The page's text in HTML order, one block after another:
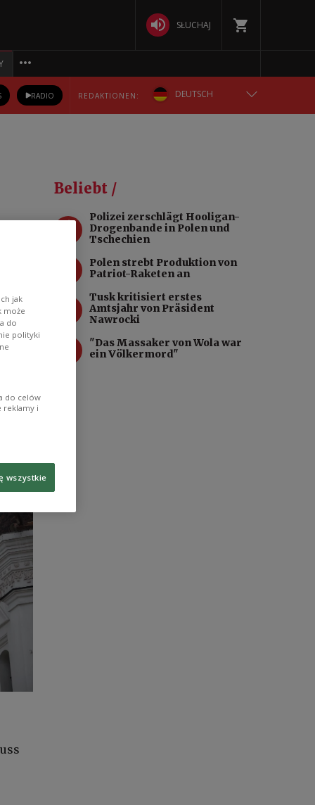
SŁUCHAJ
RADIO REDAKTIONEN: DEUTSCH
УКРАЇНСЬКА
zu
Beliebt /
1
Polizei zerschlägt Hooligan-
Drogenbande in Polen und
Tschechien
Polen strebt Produktion von
Patriot-Raketen an
Tusk kritisiert erstes
Amtsjahr von Präsident
Nawrocki
"Das Massaker von Wola war
ein Völkermord"
jak
może
do
polityki
do celów
reklamy i
wszystkie